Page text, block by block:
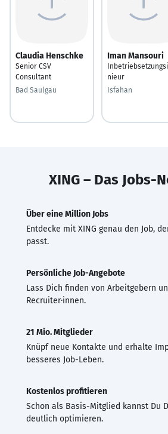
Claudia Henschke
Senior CSV
Consultant
Bad Saulgau
Iman Mansouri
nieur
Isfahan
XING – Das Jobs-
Über eine Million Jobs
Entdecke mit XING genau den Job,
passt.
Persönliche Job-Angebote
Lass Dich finden von Arbeitgebern
Recruiter·innen.
21 Mio. Mitglieder
Knüpf neue Kontakte und erhalte
besseres Job-Leben.
Kostenlos profitieren
Schon als Basis-Mitglied kannst Du
deutlich optimieren.